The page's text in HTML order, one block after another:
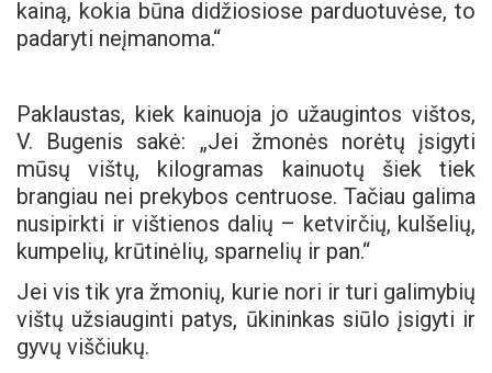
kainą, kokia būna didžiosiose parduotuvėse, to
padaryti neįmanoma.“
Paklaustas, kiek kainuoja jo užaugintos vištos,
V. Bugenis sakė: „Jei žmonės norėtų įsigyti
mūsų vištų, kilogramas kainuotų šiek tiek
brangiau nei prekybos centruose. Tačiau galima
nusipirkti ir vištienos dalių – ketvirčių, kulšelių,
kumpelių, krūtinėlių, sparnelių ir pan.“
Jei vis tik yra žmonių, kurie nori ir turi galimybių
vištų užsiauginti patys, ūkininkas siūlo įsigyti ir
gyvų viščiukų.